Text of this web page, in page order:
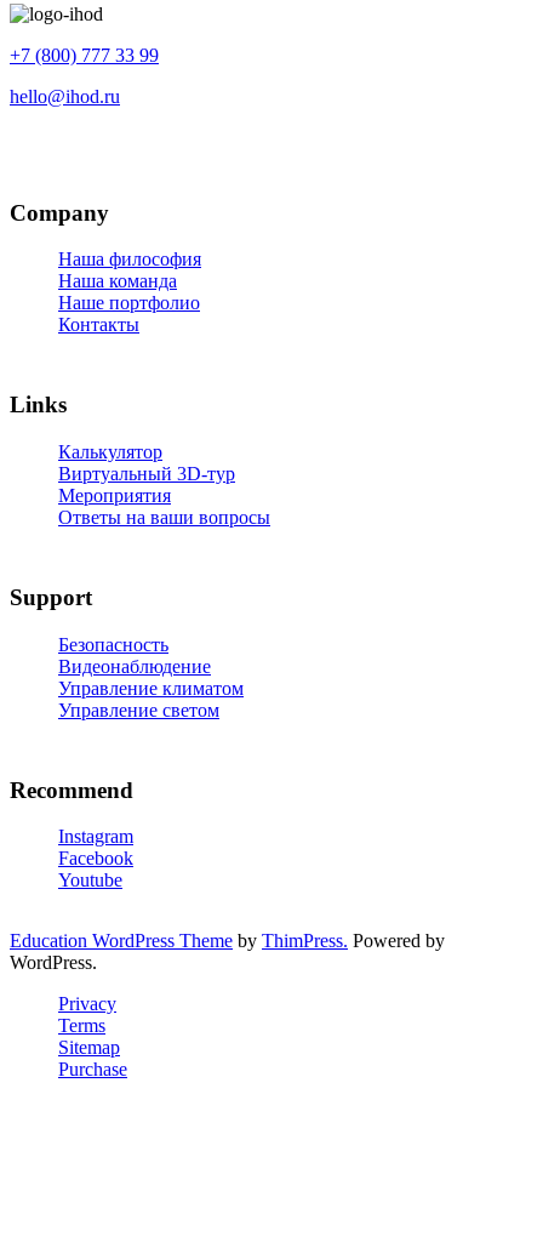
+7 (800) 777 33 99
hello@ihod.ru
Company
Наша философия
Наша команда
Наше портфолио
Контакты
Links
Калькулятор
Виртуальный 3D-тур
Мероприятия
Ответы на ваши вопросы
Support
Безопасность
Видеонаблюдение
Управление климатом
Управление светом
Recommend
Instagram
Facebook
Youtube
Education WordPress Theme by ThimPress. Powered by
WordPress.
Privacy
Terms
Sitemap
Purchase